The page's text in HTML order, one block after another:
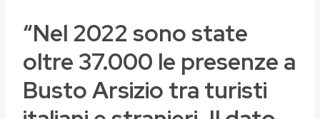
“Nel 2022 sono state
oltre 37.000 le presenze a
Busto Arsizio tra turisti